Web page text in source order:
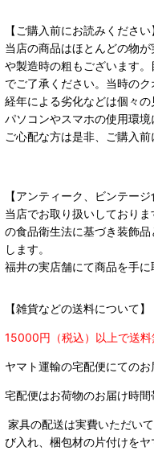
【ご購入前にお読みください
当店の商品はほとんどの物
や製造時の粗もございます
でご了承ください。当時の
経年による劣化などは個々
パソコンやスマホの使用環
ご心配な方は是非、ご購入
【アンティーク、ビンテージ
当店でお取り扱いしており
の食品衛生法に基づき装飾
します。
福井の実店舗にて商品を手に
【雑貨などの送料について】
15000円（税込）以上で送
ヤマト運輸の宅配便にてのお
宅配便はお荷物のお届け時間
家具の配送は実費いただい
び入れ、梱包材の片付けをヤ